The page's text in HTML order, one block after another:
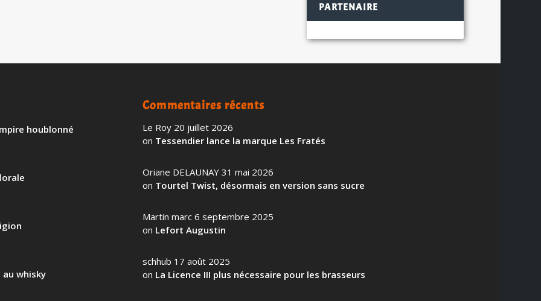
PARTENAIRE
houblonné
whisky
Commentaires récents
Le Roy 20 juillet 2026
on Tessendier lance la marque Les Fratés
Oriane DELAUNAY 31 mai 2026
on Tourtel Twist, désormais en version sans sucre
Martin marc 6 septembre 2025
on Lefort Augustin
schhub 17 août 2025
on La Licence III plus nécessaire pour les brasseurs